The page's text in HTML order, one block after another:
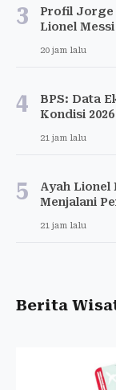
3
Profil Jorge
Lionel Messi
20 jam lalu
4
BPS: Data
Kondisi 2026
21 jam lalu
5
Ayah Lionel
Menjalani
21 jam lalu
Berita